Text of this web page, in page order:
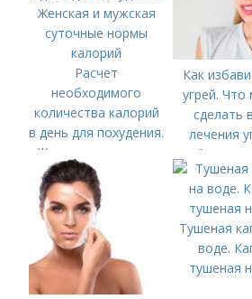
Расчет
необходимого
количества калорий
в день для похудения.
Женская и мужская
суточные нормы
калорий
Как
угрей.
сделать
лечения
болезни
Тушеная
воде.
тушеная